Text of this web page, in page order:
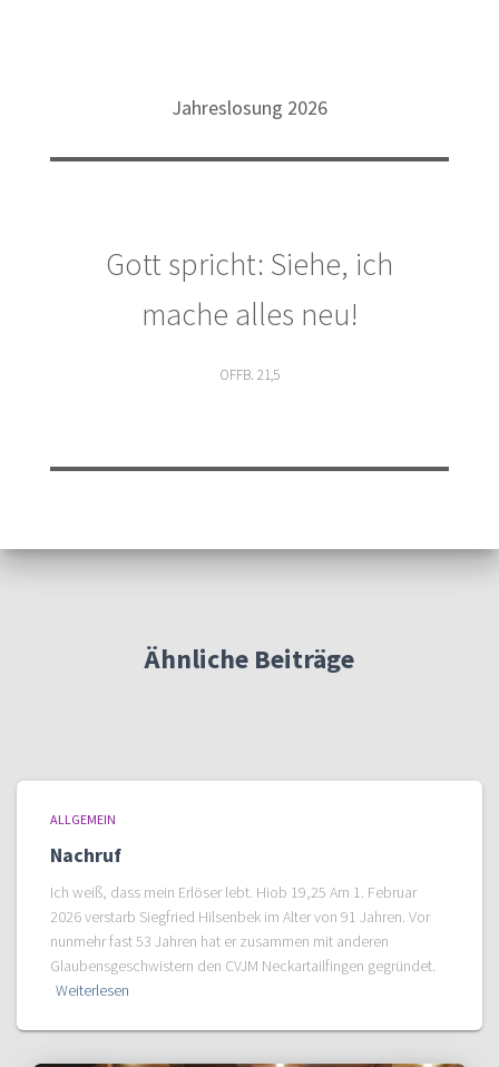
Jahreslosung 2026
Gott spricht: Siehe, ich
mache alles neu!
OFFB. 21,5
Ähnliche Beiträge
ALLGEMEIN
Nachruf
Ich weiß, dass mein Erlöser lebt. Hiob 19,25 Am 1. Februar
2026 verstarb Siegfried Hilsenbek im Alter von 91 Jahren. Vor
nunmehr fast 53 Jahren hat er zusammen mit anderen
Glaubensgeschwistern den CVJM Neckartailfingen gegründet.
Weiterlesen